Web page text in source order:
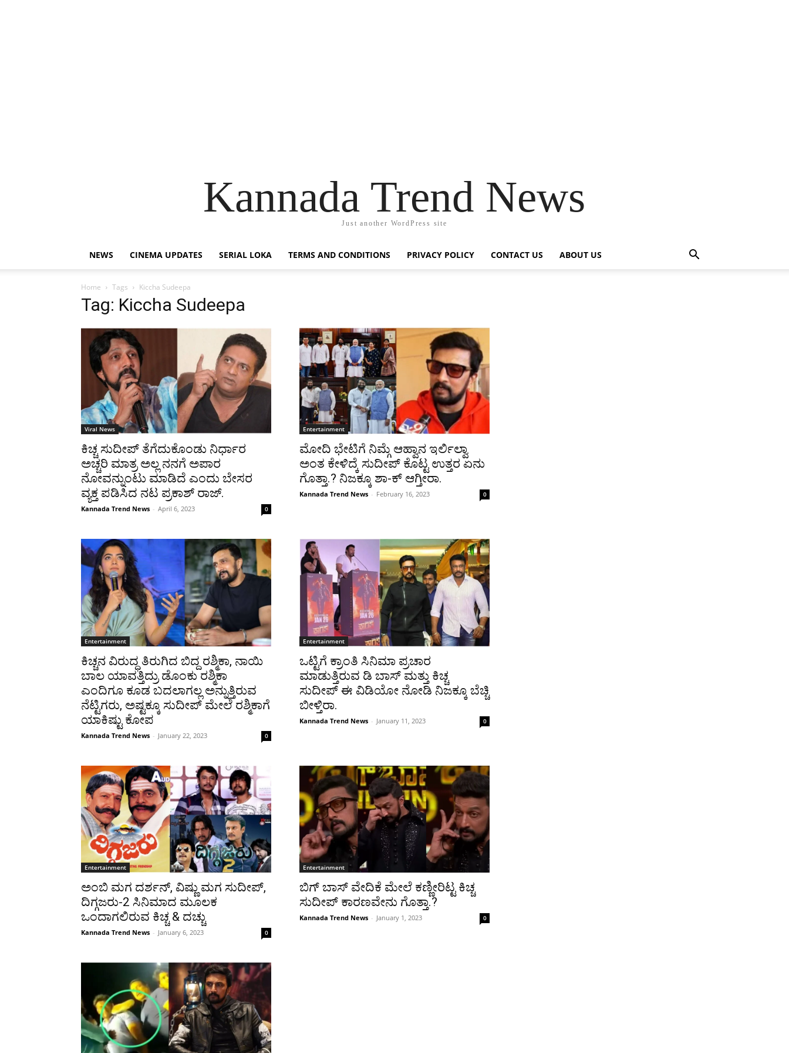
Kannada Trend News
Just another WordPress site
NEWS CINEMA UPDATES SERIAL LOKA TERMS AND CONDITIONS PRIVACY POLICY CONTACT US ABOUT US
Home Tags Kiccha Sudeepa
Tag: Kiccha Sudeepa
Viral News
ಕಿಚ್ಚ ಸುದೀಪ್ ತೆಗೆದುಕೊಂಡು ನಿರ್ಧಾರ
ಅಚ್ಚರಿ ಮಾತ್ರ ಅಲ್ಲ ನನಗೆ ಅಪಾರ
ನೋವನ್ನುಂಟು ಮಾಡಿದೆ ಎಂದು ಬೇಸರ
ವ್ಯಕ್ತ ಪಡಿಸಿದ ನಟ ಪ್ರಕಾಶ್ ರಾಜ್.
Kannada Trend News - April 6, 2023 0
Entertainment
ಮೋದಿ ಭೇಟಿಗೆ ನಿಮ್ಗೆ ಆಹ್ವಾನ ಇರ್ಲಿಲ್ವಾ
ಅಂತ ಕೇಳಿದ್ಕೆ ಸುದೀಪ್ ಕೊಟ್ಟ ಉತ್ತರ ಏನು
ಗೊತ್ತಾ.? ನಿಜಕ್ಕೂ ಶಾ-ಕ್ ಆಗ್ತೀರಾ.
Kannada Trend News - February 16, 2023 0
Entertainment
ಕಿಚ್ಚನ ವಿರುದ್ಧ ತಿರುಗಿದ ಬಿದ್ದ ರಶ್ಮಿಕಾ, ನಾಯಿ
ಬಾಲ ಯಾವತ್ತಿದ್ರು ಡೊಂಕು ರಶ್ಮಿಕಾ
ಎಂದಿಗೂ ಕೂಡ ಬದಲಾಗಲ್ಲ ಅನ್ನುತ್ತಿರುವ
ನೆಟ್ಟಿಗರು, ಅಷ್ಟಕ್ಕೂ ಸುದೀಪ್ ಮೇಲೆ ರಶ್ಮಿಕಾಗೆ
ಯಾಕಿಷ್ಟು ಕೋಪ
Kannada Trend News - January 22, 2023 0
Entertainment
ಒಟ್ಟಿಗೆ ಕ್ರಾಂತಿ ಸಿನಿಮಾ ಪ್ರಚಾರ
ಮಾಡುತ್ತಿರುವ ಡಿ ಬಾಸ್ ಮತ್ತು ಕಿಚ್ಚ
ಸುದೀಪ್ ಈ ವಿಡಿಯೋ ನೋಡಿ ನಿಜಕ್ಕೂ ಬೆಚ್ಚಿ
ಬೀಳ್ತಿರಾ.
Kannada Trend News - January 11, 2023 0
Entertainment
ಅಂಬಿ ಮಗ ದರ್ಶನ್, ವಿಷ್ಣು ಮಗ ಸುದೀಪ್,
ದಿಗ್ಗಜರು-2 ಸಿನಿಮಾದ ಮೂಲಕ
ಒಂದಾಗಲಿರುವ ಕಿಚ್ಚ & ದಚ್ಚು
Kannada Trend News - January 6, 2023 0
Entertainment
ಬಿಗ್ ಬಾಸ್ ವೇದಿಕೆ ಮೇಲೆ ಕಣ್ಣೀರಿಟ್ಟ ಕಿಚ್ಚ
ಸುದೀಪ್ ಕಾರಣವೇನು ಗೊತ್ತಾ.?
Kannada Trend News - January 1, 2023 0